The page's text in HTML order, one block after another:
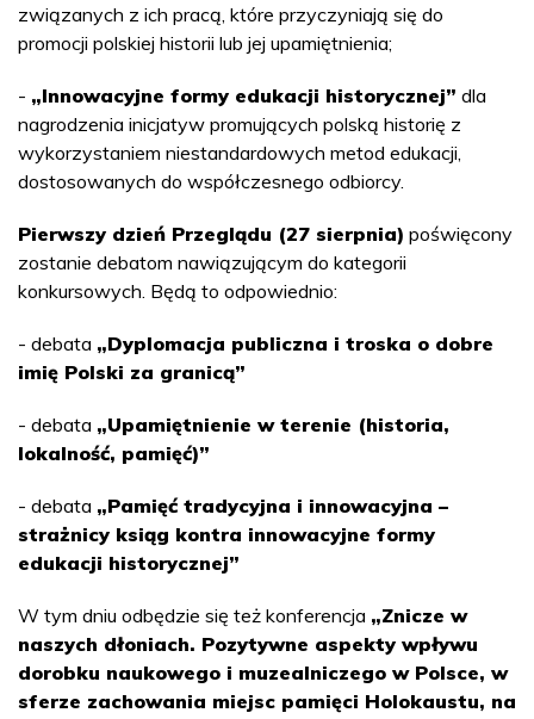
związanych z ich pracą, które przyczyniają się do
promocji polskiej historii lub jej upamiętnienia;
- „Innowacyjne formy edukacji historycznej” dla
nagrodzenia inicjatyw promujących polską historię z
wykorzystaniem niestandardowych metod edukacji,
dostosowanych do współczesnego odbiorcy.
Pierwszy dzień Przeglądu (27 sierpnia) poświęcony
zostanie debatom nawiązującym do kategorii
konkursowych. Będą to odpowiednio:
- debata „Dyplomacja publiczna i troska o dobre
imię Polski za granicą”
- debata „Upamiętnienie w terenie (historia,
lokalność, pamięć)”
- debata „Pamięć tradycyjna i innowacyjna –
strażnicy ksiąg kontra innowacyjne formy
edukacji historycznej”
W tym dniu odbędzie się też konferencja „Znicze w
naszych dłoniach. Pozytywne aspekty wpływu
dorobku naukowego i muzealniczego w Polsce, w
sferze zachowania miejsc pamięci Holokaustu, na